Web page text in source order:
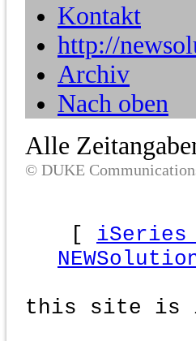
Kontakt
http://
Archiv
Nach oben
Alle
© DUKE
[ iSeries
this site is